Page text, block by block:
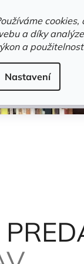
a díky
a
Nastavení
Trvalky a
Suchý Jiří,